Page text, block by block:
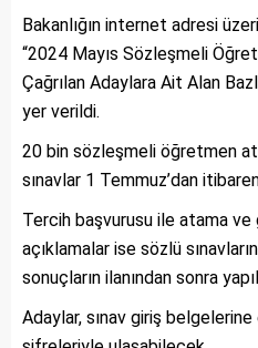
Bakanlığın internet adresi
“2024 Mayıs Sözleşmeli
Çağrılan Adaylara Ait Alan
yer verildi.
20 bin sözleşmeli öğretmen
sınavlar 1 Temmuz’dan
Tercih başvurusu ile atama
açıklamalar ise sözlü
sonuçların ilanından sonra
Adaylar, sınav giriş